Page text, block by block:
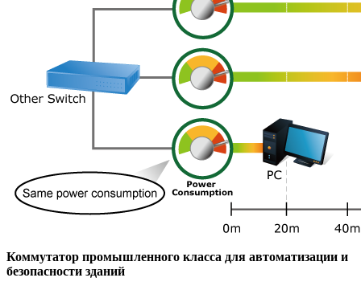
Коммутатор промышленного класса для автоматизации и
безопасности зданий